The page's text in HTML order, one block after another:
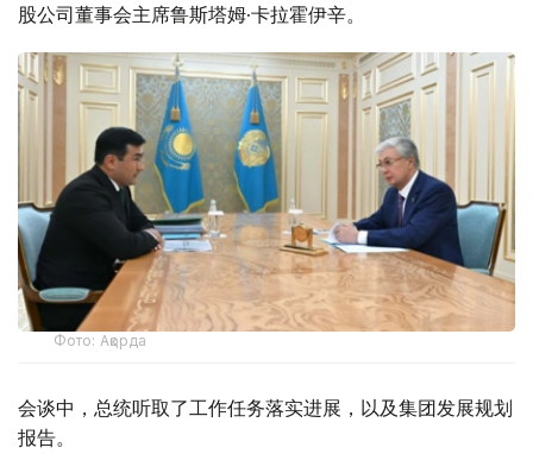
股公司董事会主席鲁斯塔姆·卡拉霍伊辛。
Фото: Ақорда
会谈中，总统听取了工作任务落实进展，以及集团发展规划
报告。